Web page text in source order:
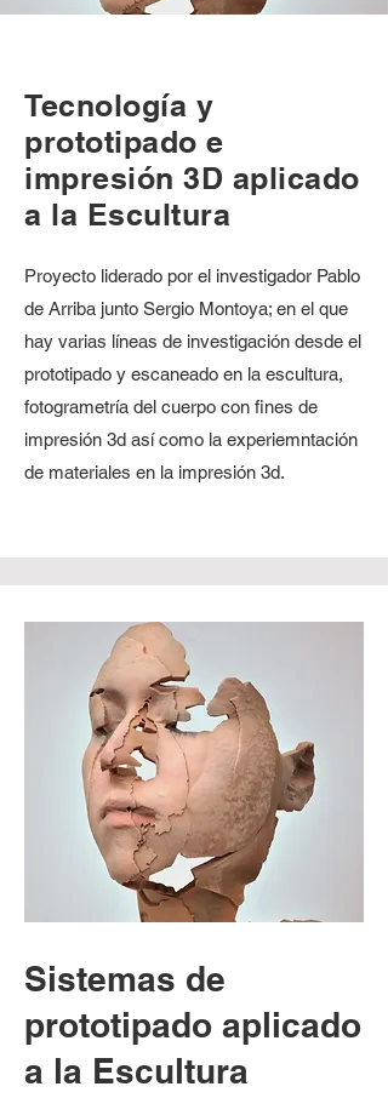
Tecnología y
prototipado e
impresión 3D aplicado
a la Escultura
Proyecto liderado por el investigador Pablo
de Arriba junto Sergio Montoya; en el que
hay varias líneas de investigación desde el
prototipado y escaneado en la escultura,
fotogrametría del cuerpo con fines de
impresión 3d así como la experiemntación
de materiales en la impresión 3d.
Sistemas de
prototipado aplicado
a la Escultura